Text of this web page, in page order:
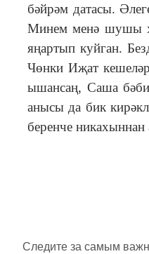
бәйрәм датасы.
Минем менә шушы
яңартып куйган.
Чөнки Иҗат
ышансаң, Саша бәби
анысы да бик
беренче
Следите за самым